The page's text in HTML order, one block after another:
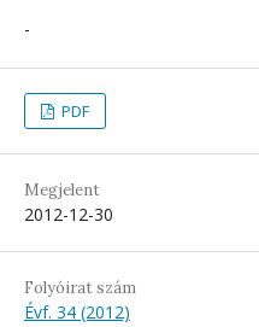
-
PDF
Megjelent
2012-12-30
Folyóirat szám
Évf. 34 (2012)